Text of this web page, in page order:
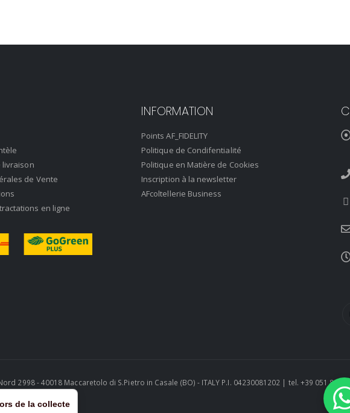
livraison
de Vente
en ligne
INFORMATION
Points AF_FIDELITY
Politique de Condifentialité
Politique en Matière de Cookies
Inscription à la newsletter
AFcoltellerie Business
2998 - 40018 Maccaretolo di S.Pietro in Casale (BO) - ITALY P.I. 04230081202 | tel. +39 051
de la collecte